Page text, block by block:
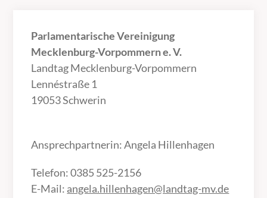
Parlamentarische Vereinigung
Mecklenburg-Vorpommern e. V.
Landtag Mecklenburg-Vorpommern
Lennéstraße 1
19053 Schwerin
Ansprechpartnerin: Angela Hillenhagen
Telefon: 0385 525-2156
E-Mail: angela.hillenhagen@landtag-mv.de